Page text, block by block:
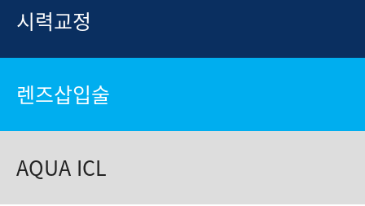
시력교정
렌즈삽입술
AQUA ICL